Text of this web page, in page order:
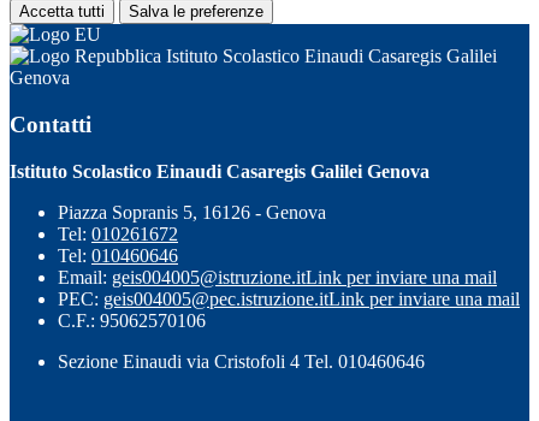
Accetta tutti Salva le preferenze
Istituto Scolastico Einaudi Casaregis Galilei
Genova
Contatti
Istituto Scolastico Einaudi Casaregis Galilei Genova
Piazza Sopranis 5, 16126 - Genova
Tel: 010261672
Tel: 010460646
Email: geis004005@istruzione.itLink per inviare una mail
PEC: geis004005@pec.istruzione.itLink per inviare una mail
C.F.: 95062570106
Sezione Einaudi via Cristofoli 4 Tel. 010460646